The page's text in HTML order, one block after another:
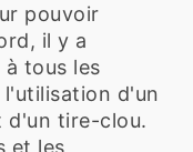
pouvoir
il y a
tous les
d'un
d'un tire-clou.
et les